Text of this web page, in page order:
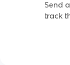
Send
track